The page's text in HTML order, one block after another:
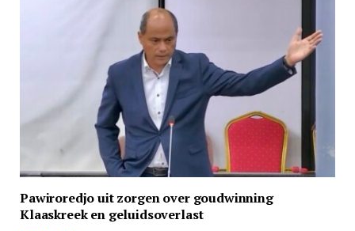
Pawiroredjo uit zorgen over goudwinning
Klaaskreek en geluidsoverlast